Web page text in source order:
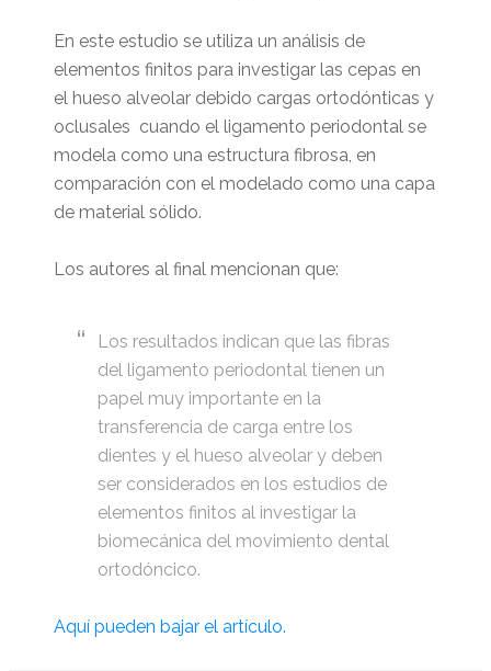
En este estudio se utiliza un análisis de
elementos finitos para investigar las cepas en
el hueso alveolar debido cargas ortodónticas y
oclusales cuando el ligamento periodontal se
modela como una estructura fibrosa, en
comparación con el modelado como una capa
de material sólido.
Los autores al final mencionan que:
Los resultados indican que las fibras
del ligamento periodontal tienen un
papel muy importante en la
transferencia de carga entre los
dientes y el hueso alveolar y deben
ser considerados en los estudios de
elementos finitos al investigar la
biomecánica del movimiento dental
ortodóncico.
Aquí pueden bajar el artículo.